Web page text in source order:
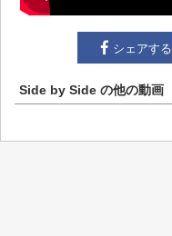
シェアする
Side by Side の他の動画